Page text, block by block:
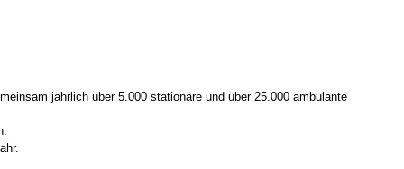
jährlich über 5.000 stationäre und über 25.000 ambulante